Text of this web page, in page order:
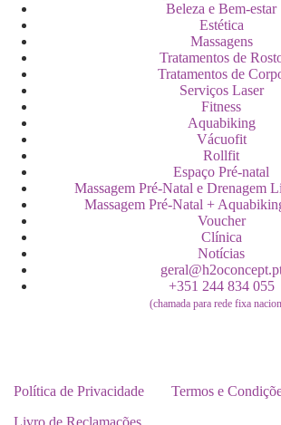
Beleza e Bem-estar
Estética
Massagens
Tratamentos de
Tratamentos de
Serviços Laser
Fitness
Aquabiking
Vácuofit
Rollfit
Espaço Pré-natal
Massagem Pré-Natal e Drenagem
Massagem Pré-Natal +
Voucher
Clínica
Notícias
+351 244 834 055
(chamada para rede fixa
Política de Privacidade
Termos e